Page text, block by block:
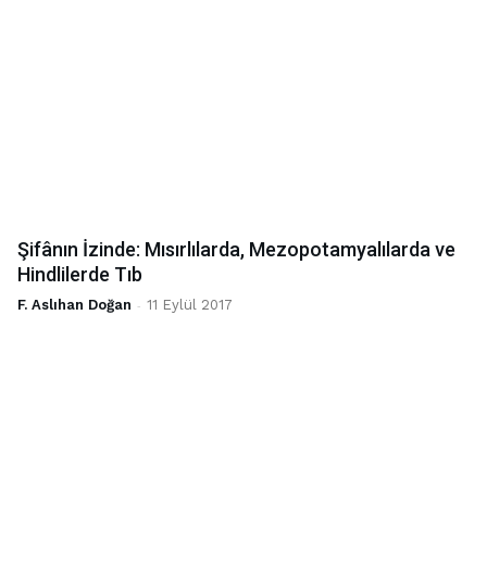
Şifânın İzinde: Mısırlılarda, Mezopotamyalılarda ve
Hindlilerde Tıb
F. Aslıhan Doğan - 11 Eylül 2017